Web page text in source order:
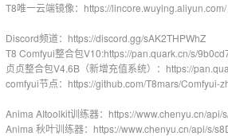
T8唯一云端镜像：https://
Discord频道：https://discord.gg/sAK2THPWhZ
T8 Comfyui整合包V10:https://pan.quark.cn/s/
贞贞整合包V4.6B（新增充值系统）：https://
comfyui节点：https://github.com/T8mars/Comfyui-
Anima AItoolkit训练器：https://www.chenyu.cn/api/
Anima 秋叶训练器：https://www.chenyu.cn/api/s/